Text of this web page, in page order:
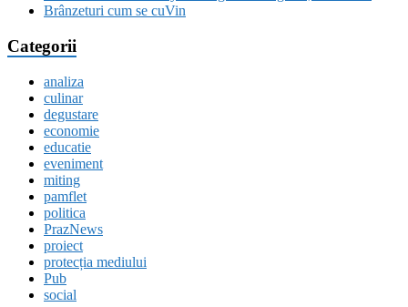
Brânzeturi cum se cuVin
Categorii
analiza
culinar
degustare
economie
educatie
eveniment
miting
pamflet
politica
PrazNews
proiect
protecția mediului
Pub
social